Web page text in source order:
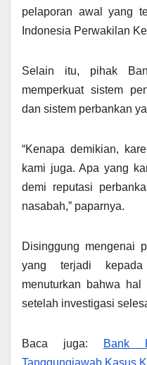
pelaporan awal yang
Indonesia Perwakilan
Selain itu, pihak
memperkuat sistem
dan sistem perbankan
“Kenapa demikian,
kami juga. Apa yang
demi reputasi
nasabah,” paparnya.
Disinggung mengenai
yang terjadi
menuturkan bahwa
setelah investigasi
Baca juga:
Bank